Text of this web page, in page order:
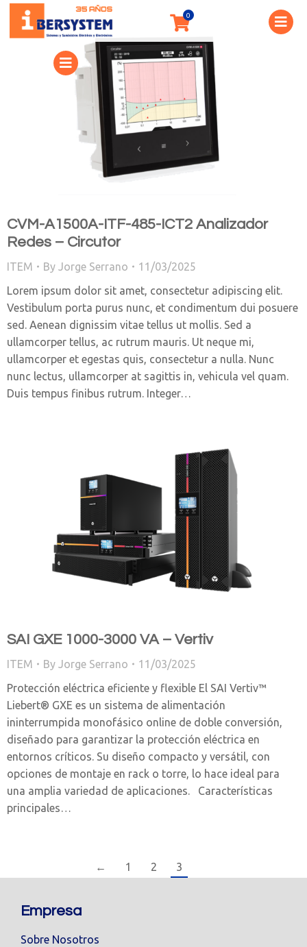
CVM-A1500A-ITF-485-ICT2 Analizador
Redes – Circutor
ITEM By Jorge Serrano
11/03/2025
Lorem ipsum dolor sit amet, consectetur adipiscing elit.
Vestibulum porta purus nunc, et condimentum dui posuere
sed. Aenean dignissim vitae tellus ut mollis. Sed a
ullamcorper tellus, ac rutrum mauris. Ut neque mi,
ullamcorper et egestas quis, consectetur a nulla. Nunc
nunc lectus, ullamcorper at sagittis in, vehicula vel quam.
Duis tempus finibus rutrum. Integer…
SAI GXE 1000-3000 VA – Vertiv
ITEM By Jorge Serrano
11/03/2025
Protección eléctrica eficiente y flexible El SAI Vertiv™
Liebert® GXE es un sistema de alimentación
ininterrumpida monofásico online de doble conversión,
diseñado para garantizar la protección eléctrica en
entornos críticos. Su diseño compacto y versátil, con
opciones de montaje en rack o torre, lo hace ideal para
una amplia variedad de aplicaciones. Características
principales…
← 1 2 3
Empresa
Sobre Nosotros